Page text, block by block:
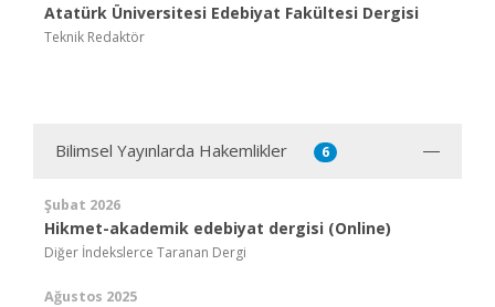
Atatürk Üniversitesi Edebiyat Fakültesi Dergisi
Teknik Redaktör
Bilimsel Yayınlarda Hakemlikler 6
Şubat 2026
Hikmet-akademik edebiyat dergisi (Online)
Diğer İndekslerce Taranan Dergi
Ağustos 2025